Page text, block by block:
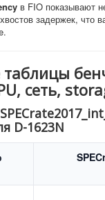
в FIO показывают
задержек, что
сеть,
D-1623N